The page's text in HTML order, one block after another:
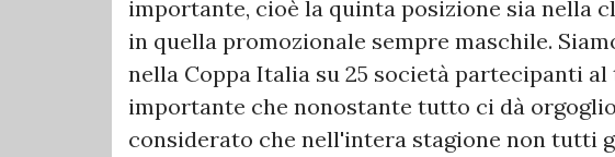
importante, cioè la quinta posizione sia nella
in quella promozionale sempre maschile.
nella Coppa Italia su 25 società partecipanti
importante che nonostante tutto ci dà
considerato che nell'intera stagione non tutti